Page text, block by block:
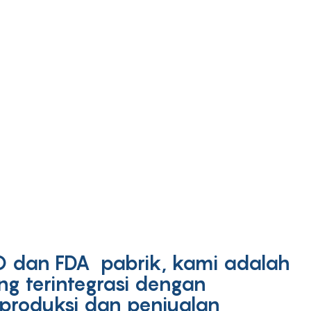
dan FDA pabrik, kami adalah
terintegrasi dengan
dan penjualan